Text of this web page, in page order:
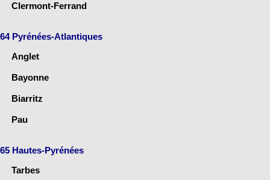
Clermont-Ferrand
64 Pyrénées-Atlantiques
Anglet
Bayonne
Biarritz
Pau
65 Hautes-Pyrénées
Tarbes